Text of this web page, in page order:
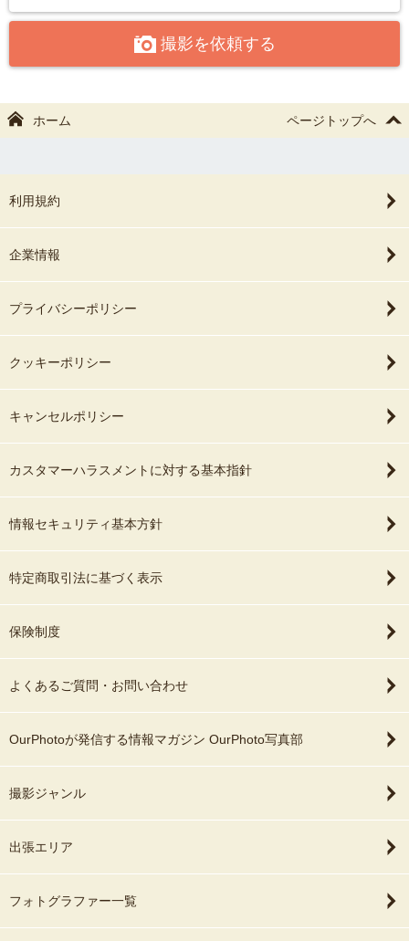
撮影を依頼する
ホーム ページトップへ
利用規約
企業情報
プライバシーポリシー
クッキーポリシー
キャンセルポリシー
カスタマーハラスメントに対する基本指針
情報セキュリティ基本方針
特定商取引法に基づく表示
保険制度
よくあるご質問・お問い合わせ
OurPhotoが発信する情報マガジン OurPhoto写真部
撮影ジャンル
出張エリア
フォトグラファー一覧